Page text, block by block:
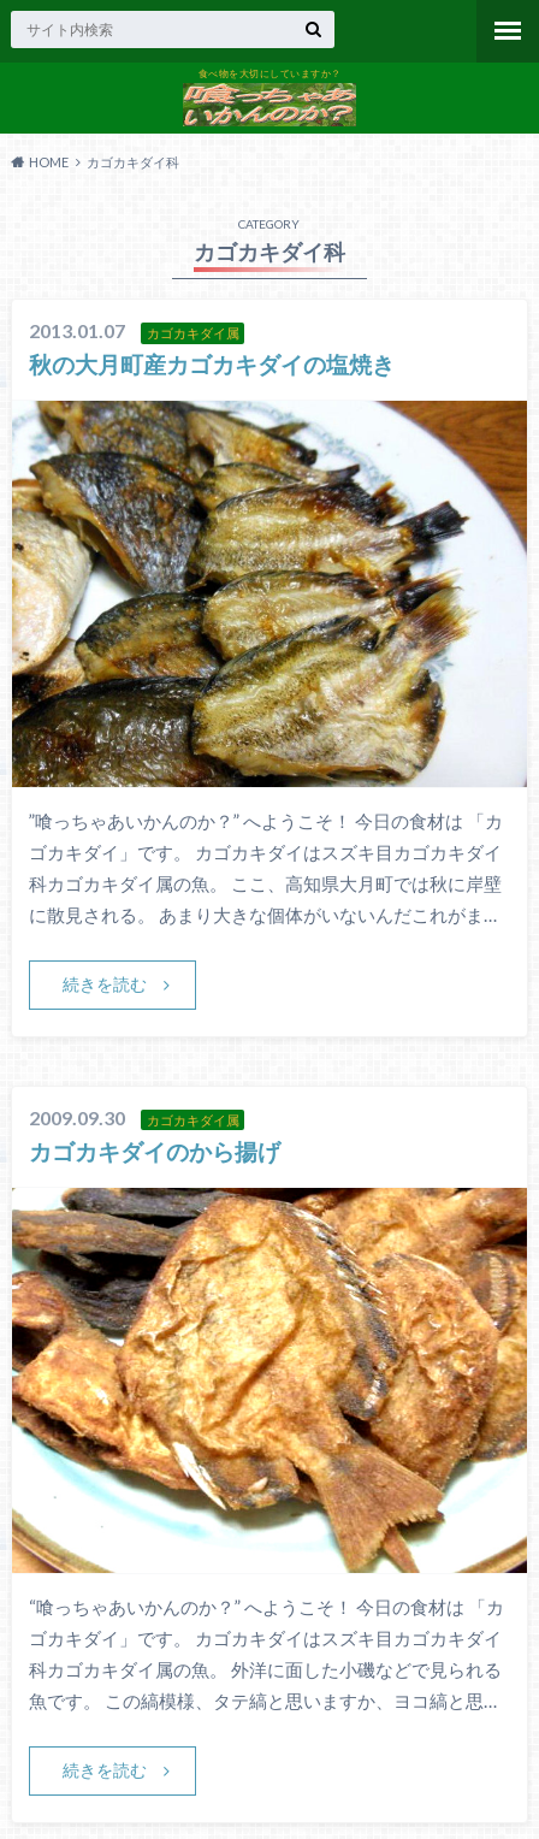
食べ物を大切にしていますか？
HOME カゴカキダイ科
CATEGORY
カゴカキダイ科
2013.01.07 カゴカキダイ属
秋の大月町産カゴカキダイの塩焼き
”喰っちゃあいかんのか？” へようこそ！ 今日の食材は 「カ
ゴカキダイ」です。 カゴカキダイはスズキ目カゴカキダイ
科カゴカキダイ属の魚。 ここ、高知県大月町では秋に岸壁
に散見される。 あまり大きな個体がいないんだこれがま…
続きを読む
2009.09.30 カゴカキダイ属
カゴカキダイのから揚げ
“喰っちゃあいかんのか？” へようこそ！ 今日の食材は 「カ
ゴカキダイ」です。 カゴカキダイはスズキ目カゴカキダイ
科カゴカキダイ属の魚。 外洋に面した小磯などで見られる
魚です。 この縞模様、タテ縞と思いますか、ヨコ縞と思…
続きを読む